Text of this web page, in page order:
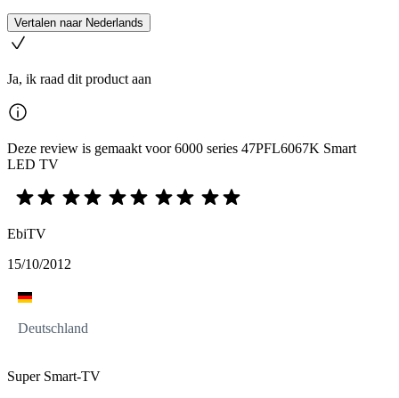
Vertalen naar Nederlands
Ja, ik raad dit product aan
Deze review is gemaakt voor 6000 series 47PFL6067K Smart
LED TV
EbiTV
15/10/2012
Deutschland
Super Smart-TV